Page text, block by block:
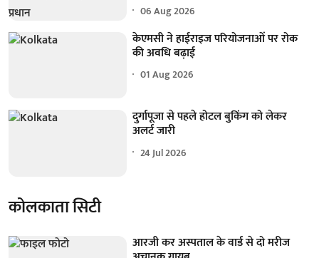
06 Aug 2026
केएमसी ने हाईराइज परियोजनाओं पर रोक
की अवधि बढ़ाई
01 Aug 2026
दुर्गापूजा से पहले होटल बुकिंग को लेकर
अलर्ट जारी
24 Jul 2026
कोलकाता सिटी
आरजी कर अस्पताल के वार्ड से दो मरीज